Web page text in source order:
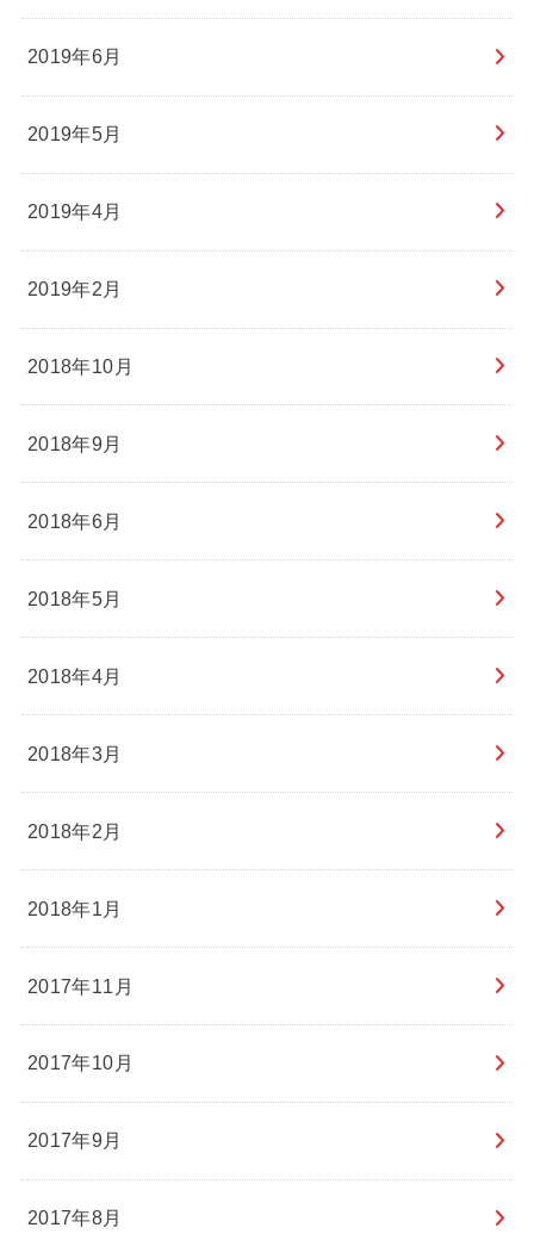
2019年6月
2019年5月
2019年4月
2019年2月
2018年10月
2018年9月
2018年6月
2018年5月
2018年4月
2018年3月
2018年2月
2018年1月
2017年11月
2017年10月
2017年9月
2017年8月